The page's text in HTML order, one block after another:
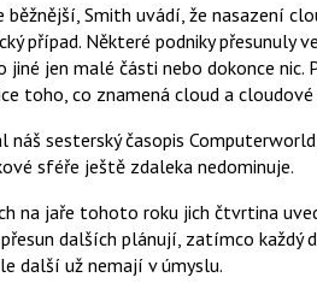
Smith uvádí, že nasazení
případ. Některé podniky přesunuly
jen malé části nebo dokonce nic.
toho, co znamená cloud a cloudové
náš sesterský časopis
sféře ještě zdaleka nedominuje.
na jaře tohoto roku jich čtvrtina
dalších plánují, zatímco každý
další už nemají v úmyslu.